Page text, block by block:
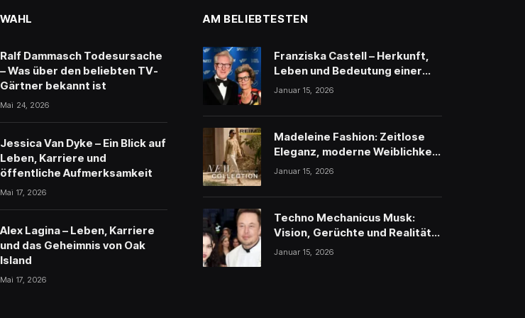
Ralf Dammasch Todesursache
– Was über den beliebten TV-
Gärtner bekannt ist
Mai 24, 2026
Jessica Van Dyke – Ein Blick auf
Leben, Karriere und
öffentliche Aufmerksamkeit
Mai 17, 2026
Alex Lagina – Leben, Karriere
und das Geheimnis von Oak
Island
Mai 17, 2026
AM BELIEBTESTEN
Franziska Castell – Herkunft,
Leben und Bedeutung einer
traditionsreichen
Januar 15, 2026
Madeleine Fashion: Zeitlose
Eleganz, moderne Weiblichkeit
und stilvolle Inspiration
Januar 15, 2026
Techno Mechanicus Musk:
Vision, Gerüchte und Realität
hinter Elon Musks
Januar 15, 2026